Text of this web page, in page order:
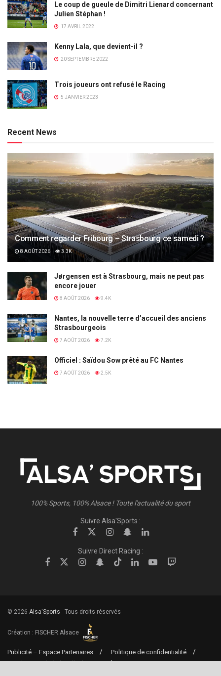
Le coup de gueule de Dimitri Lienard concernant
Julien Stéphan !
17 AVRIL 2022
Kenny Lala, que devient-il ?
20 SEPTEMBRE 2022
Trois joueurs ont refusé le Racing
5 JANVIER 2023
Recent News
Comment regarder Fribourg – Strasbourg ce samedi ?
8 AOÛT 2026 3.3K
Jørgensen est à Strasbourg, mais ne peut pas
encore jouer
8 AOÛT 2026 9.4K
Nantes, la nouvelle terre d’accueil des anciens
Strasbourgeois
7 AOÛT 2026 7.2K
Officiel : Saïdou Sow prêté au FC Nantes
7 AOÛT 2026 2.5K
100% Sports, 100% Alsace ! Toute l'actualité du sport
Suivre Alsa'Sports :
Suivre Direct Racing :
© 2026 Alsa'Sports - Tous droits réservés
Création : FISCHER.Alsace
Publicité – Espace Partenaires
Politique de confidentialité
Conditions générales d’utilisation